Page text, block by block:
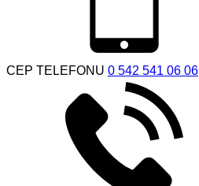
CEP TELEFONU 0 542 541 06 06